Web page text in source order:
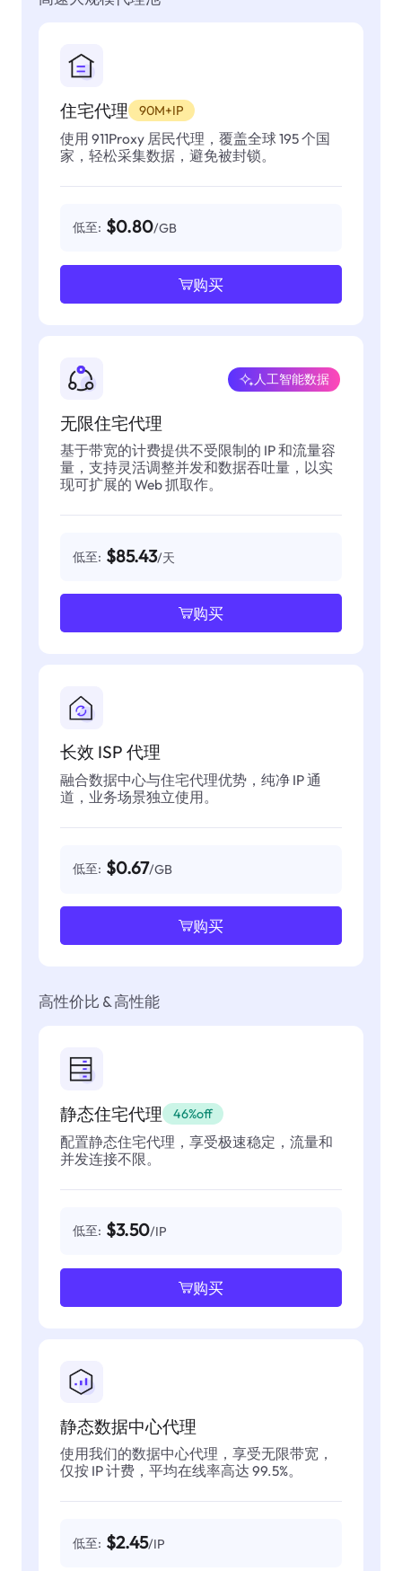
住宅代理 90M+IP
使用 911Proxy 居民代理，覆盖全球 195 个国
家，轻松采集数据，避免被封锁。
低至: $0.80/GB
购买
无限住宅代理
人工智能数据
基于带宽的计费提供不受限制的 IP 和流量容
量，支持灵活调整并发和数据吞吐量，以实
现可扩展的 Web 抓取作。
低至: $85.43/天
购买
长效 ISP 代理
融合数据中心与住宅代理优势，纯净 IP 通
道，业务场景独立使用。
低至: $0.67/GB
购买
高性价比 & 高性能
静态住宅代理 46%off
配置静态住宅代理，享受极速稳定，流量和
并发连接不限。
低至: $3.50/IP
购买
静态数据中心代理
使用我们的数据中心代理，享受无限带宽，
仅按 IP 计费，平均在线率高达 99.5%。
低至: $2.45/IP